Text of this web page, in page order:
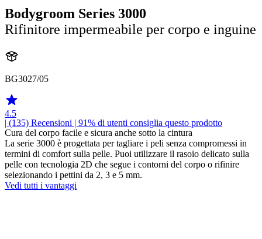
Bodygroom Series 3000
Rifinitore impermeabile per corpo e inguine
BG3027/05
4.5
| (135) Recensioni | 91% di utenti consiglia questo prodotto
Cura del corpo facile e sicura anche sotto la cintura
La serie 3000 è progettata per tagliare i peli senza compromessi in
termini di comfort sulla pelle. Puoi utilizzare il rasoio delicato sulla
pelle con tecnologia 2D che segue i contorni del corpo o rifinire
selezionando i pettini da 2, 3 e 5 mm.
Vedi tutti i vantaggi